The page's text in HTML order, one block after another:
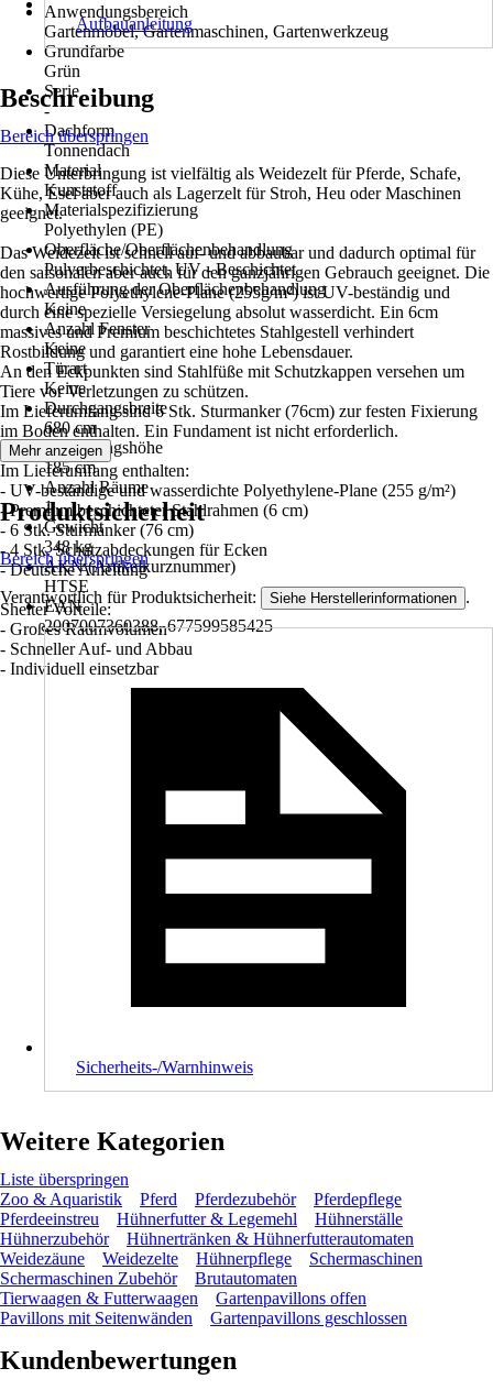
Anwendungsbereich
Gartenmöbel, Gartenmaschinen, Gartenwerkzeug
Grundfarbe
Grün
Serie
-
Dachform
Tonnendach
Material
Kunststoff
Materialspezifizierung
Polyethylen (PE)
Oberfläche/Oberflächenbehandlung
Pulverbeschichtet, UV - Beschichtet
Ausführung der Oberflächenbehandlung
Keine
Anzahl Fenster
Keine
Türart
Keine
Durchgangsbreite
680 cm
Durchgangshöhe
185 cm
Anzahl Räume
1
Gewicht
348 kg
AKN (Artikelkurznummer)
HTSE
EAN
2007007360388, 677599585425
Aufbauanleitung
Beschreibung
Bereich überspringen
Diese Unterbringung ist vielfältig als Weidezelt für Pferde, Schafe,
Kühe, Esel aber auch als Lagerzelt für Stroh, Heu oder Maschinen
geeignet.
Das Weidezelt ist schnell auf- und abbaubar und dadurch optimal für
den saisonalen aber auch für den ganzjährigen Gebrauch geeignet. Die
hochwertige Polyethylene-Plane (255g/m²) ist UV-beständig und
durch eine spezielle Versiegelung absolut wasserdicht. Ein 6cm
massives und Premium beschichtetes Stahlgestell verhindert
Rostbildung und garantiert eine hohe Lebensdauer.
An den Eckpunkten sind Stahlfüße mit Schutzkappen versehen um
Tiere vor Verletzungen zu schützen.
Im Lieferumfang sind 6 Stk. Sturmanker (76cm) zur festen Fixierung
im Boden enthalten. Ein Fundament ist nicht erforderlich.
Im Lieferumfang enthalten:
- UV-beständige und wasserdichte Polyethylene-Plane (255 g/m²)
- Premium beschichteter Stahlrahmen (6 cm)
- 6 Stk. Sturmanker (76 cm)
- 4 Stk. Schutzabdeckungen für Ecken
- Deutsche Anleitung
Shelter Vorteile:
- Großes Raumvolumen
- Schneller Auf- und Abbau
- Individuell einsetzbar
Mehr anzeigen
Produktsicherheit
Bereich überspringen
Verantwortlich für Produktsicherheit: Siehe Herstellerinformationen .
Sicherheits-/Warnhinweis
Weitere Kategorien
Liste überspringen
Zoo & Aquaristik
Pferd Pferdezubehör
Pferdepflege
Pferdeeinstreu
Hühnerfutter & Legemehl
Hühnerställe
Hühnerzubehör
Hühnertränken & Hühnerfutterautomaten
Weidezäune
Weidezelte Hühnerpflege
Schermaschinen
Schermaschinen Zubehör
Brutautomaten
Tierwaagen & Futterwaagen
Gartenpavillons offen
Pavillons mit Seitenwänden
Gartenpavillons geschlossen
Kundenbewertungen